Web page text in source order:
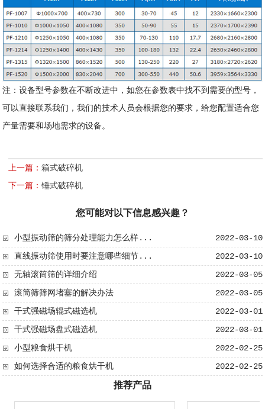
注：设备型号参数在不断改进中，如您在参数表中找不到需要的型号，
可以直接联系我们，我们的技术人员会根据您的要求，给您配置适合您
产量需要和场地需求的设备。
上一篇：箱式破碎机
下一篇：锤式破碎机
您可能对以下信息感兴趣？
2022-03-10
小型振动筛的筛分处理能力怎么样...
2022-03-10
直线振动筛使用时要注意哪些细节...
2022-03-05
无轴滚筒筛​的详细介绍
2022-03-05
滚筒筛筛网堵塞的解决办法
2022-03-01
干式强磁场辊式磁选机
2022-03-01
干式强磁场盘式磁选机
2022-02-25
小型粮食烘干机
2022-02-25
如何选择合适的粮食烘干机
推荐产品